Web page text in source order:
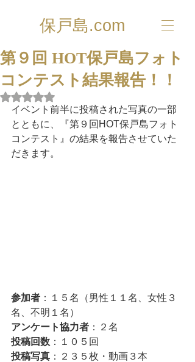
保戸島.com
第９回 HOT保戸島フォト
コンテスト結果報告！！
5つ星のうちNaNと評価されています。
イベント前半に投稿された写真の一部
とともに、『第９回HOT保戸島フォト
コンテスト』の結果を報告させていた
だきます。
参加者 ：１５名（男性１１名、女性３
名、不明１名）
アンケート協力者 ：２名
投稿回数 ：１０５回
投稿写真 ：２３５枚・動画３本